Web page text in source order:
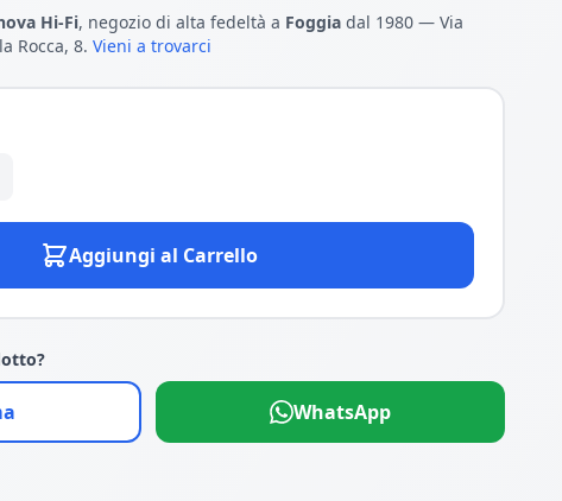
Hi-Fi, negozio di alta fedeltà a Foggia dal 1980 — Via
Rocca, 8. Vieni a trovarci
Aggiungi al Carrello
WhatsApp